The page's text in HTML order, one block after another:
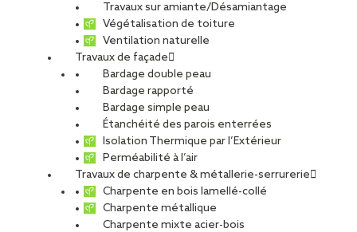
Travaux sur amiante/Désamiantage
Végétalisation de toiture
Ventilation naturelle
Travaux de façade
Bardage double peau
Bardage rapporté
Bardage simple peau
Étanchéité des parois enterrées
Isolation Thermique par l’Extérieur
Perméabilité à l’air
Travaux de charpente & métallerie-serrurerie
Charpente en bois lamellé-collé
Charpente métallique
Charpente mixte acier-bois